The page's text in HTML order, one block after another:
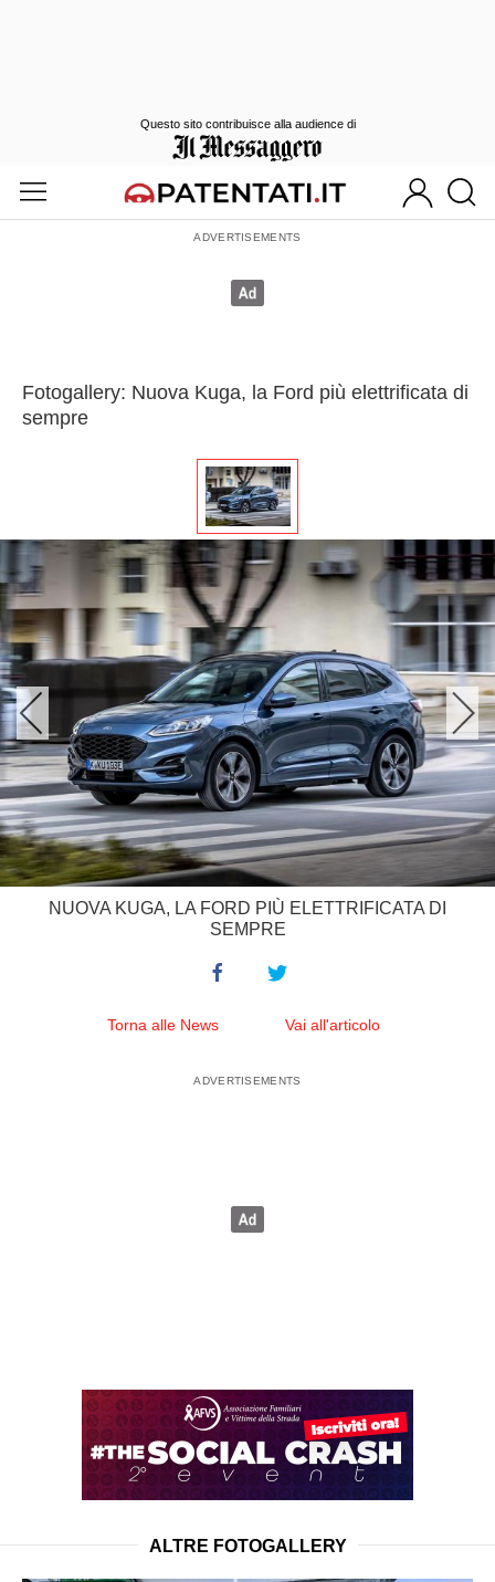
Fotogallery: Nuova Kuga, la Ford più elettrificata di
sempre
NUOVA KUGA, LA FORD PIÙ ELETTRIFICATA DI
SEMPRE
Torna alle News Vai all'articolo
ALTRE FOTOGALLERY
Questo sito contribuisce alla audience di